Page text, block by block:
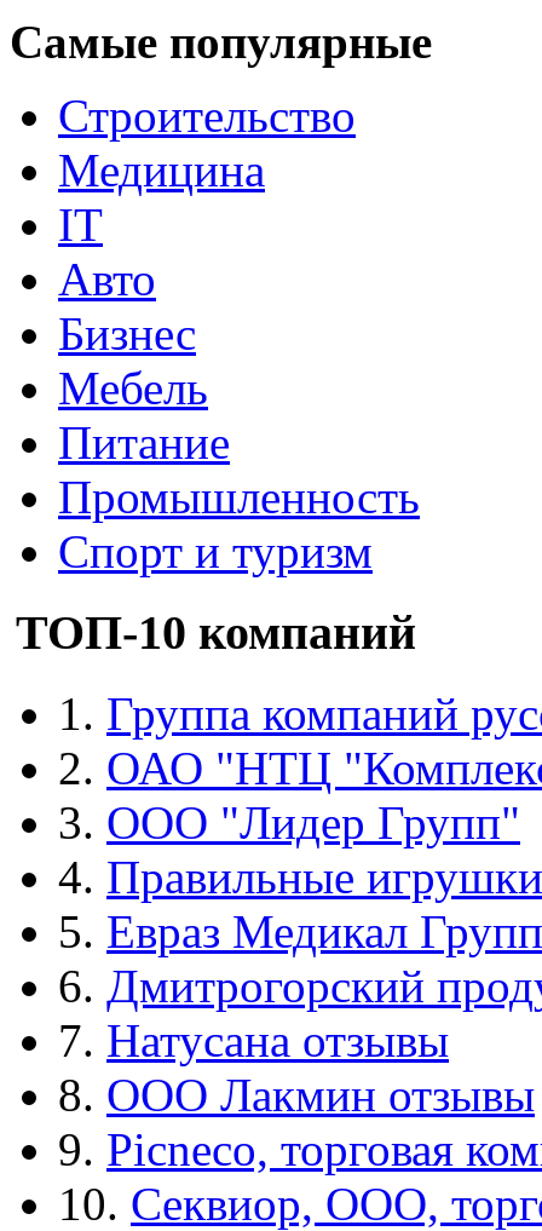
Самые популярные
Строительство
Медицина
IT
Авто
Бизнес
Мебель
Питание
Промышленность
Спорт и туризм
ТОП-10 компаний
1. Группа компаний
2. ОАО "НТЦ
3. ООО "Лидер Групп"
4. Правильные игрушки
5. Евраз Медикал Групп
6. Дмитрогорский
7. Натусана отзывы
8. ООО Лакмин отзывы
9. Picneco, торговая
10. Секвиор, ООО,